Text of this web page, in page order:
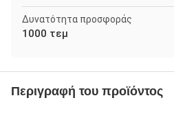
Δυνατότητα προσφοράς
1000 τεμ
Περιγραφή του προϊόντος